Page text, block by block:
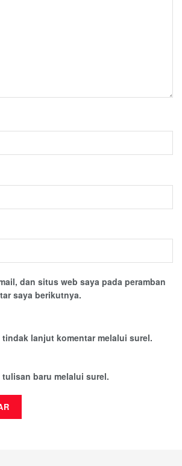
dan situs web saya pada peramban
saya berikutnya.
lanjut komentar melalui surel.
baru melalui surel.